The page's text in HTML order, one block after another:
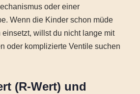
oder einer
Wenn die Kinder schon müde
willst du nicht lange mit
oder komplizierte Ventile suchen
(R-Wert) und